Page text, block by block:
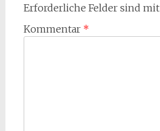
Erforderliche Felder sind mit
Kommentar *